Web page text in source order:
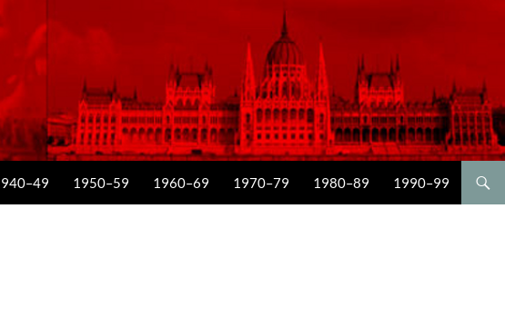
1950–59 1960–69 1970–79 1980–89 1990–99